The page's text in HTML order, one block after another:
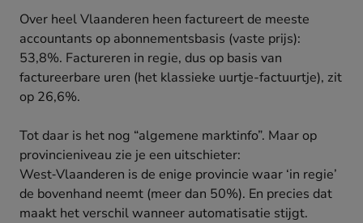
Over heel Vlaanderen heen factureert de meeste
accountants op abonnementsbasis (vaste prijs):
53,8%. Factureren in regie, dus op basis van
factureerbare uren (het klassieke uurtje-factuurtje), zit
op 26,6%.
Tot daar is het nog “algemene marktinfo”. Maar op
provincieniveau zie je een uitschieter:
West‑Vlaanderen is de enige provincie waar ‘in regie’
de bovenhand neemt (meer dan 50%). En precies dat
maakt het verschil wanneer automatisatie stijgt.